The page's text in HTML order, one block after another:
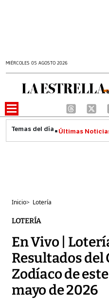
MIÉRCOLES 05 AGOSTO 2026
Últimas
Inicio> Lotería
LOTERÍA
En Vivo |
Resultados del
Zodíaco de
mayo de 2026